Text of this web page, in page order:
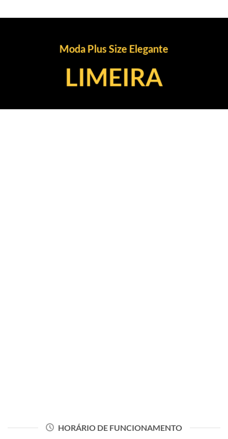
Moda Plus Size Elegante
LIMEIRA
HORÁRIO DE FUNCIONAMENTO